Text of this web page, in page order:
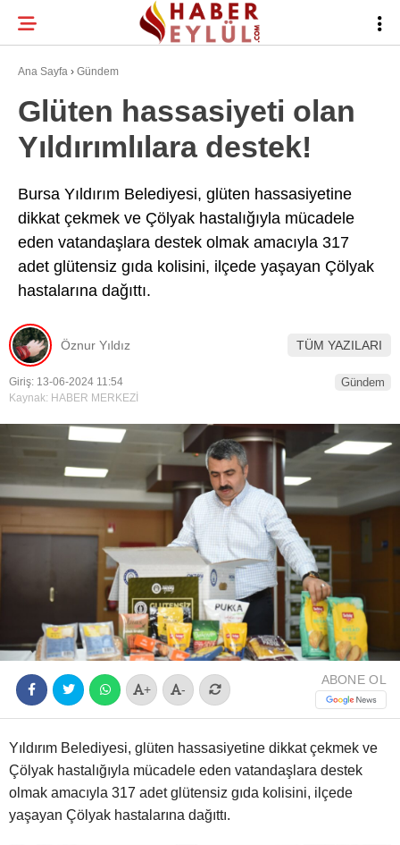
Facebook
Youtube
27.4
BURSA HABERLERI
GÜNDEM
TEKNOLOJI
Ana Sayfa › Gündem
Glüten hassasiyeti olan
Yıldırımlılara destek!
Bursa Yıldırım Belediyesi, glüten hassasiyetine
dikkat çekmek ve Çölyak hastalığıyla mücadele
eden vatandaşlara destek olmak amacıyla 317
adet glütensiz gıda kolisini, ilçede yaşayan Çölyak
hastalarına dağıttı.
Öznur Yıldız TÜM YAZILARI
Giriş: 13-06-2024 11:54
Kaynak: HABER MERKEZİ
Gündem
+ -
ABONE OL
Yıldırım Belediyesi, glüten hassasiyetine dikkat çekmek ve
Çölyak hastalığıyla mücadele eden vatandaşlara destek
olmak amacıyla 317 adet glütensiz gıda kolisini, ilçede
yaşayan Çölyak hastalarına dağıttı.